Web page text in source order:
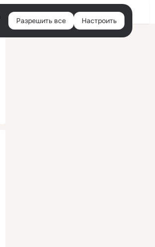
Войти
Разрешить все Настроить